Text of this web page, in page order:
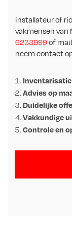
installateur of
vakmensen van
6233999of
neem contact
Advies op
Duidelijke
Vakkundige
Controle en